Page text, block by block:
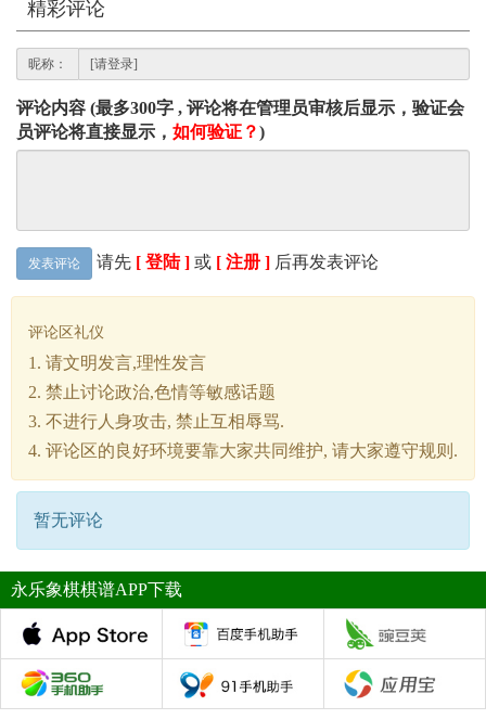
精彩评论
昵称：
评论内容 (最多300字 , 评论将在管理员审核后显示，验证会
员评论将直接显示， 如何验证？)
发表评论 请先 [ 登陆 ] 或 [ 注册 ] 后再发表评论
评论区礼仪
1. 请文明发言,理性发言
2. 禁止讨论政治,色情等敏感话题
3. 不进行人身攻击, 禁止互相辱骂.
4. 评论区的良好环境要靠大家共同维护, 请大家遵守规则.
暂无评论
永乐象棋棋谱APP下载